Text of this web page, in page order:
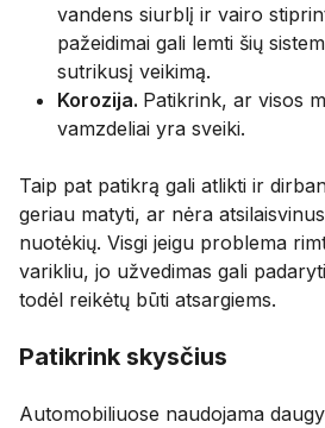
vandens siurblį ir vairo
pažeidimai gali lemti šių
sutrikusį veikimą.
Korozija. Patikrink, ar visos
vamzdeliai yra sveiki.
Taip pat patikrą gali atlikti ir
geriau matyti, ar nėra
nuotėkių. Visgi jeigu problema
varikliu, jo užvedimas gali
todėl reikėtų būti atsargiems.
Patikrink skysčius
Automobiliuose naudojama